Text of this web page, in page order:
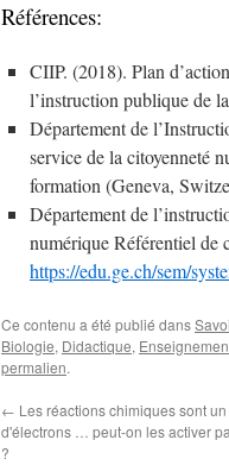
Références:
CIIP. (2018). Plan
l’instruction publique de
Département de
service de la citoyenneté
formation (Geneva,
Département de
numérique Référentiel de
https://edu.ge.ch/sem/
Ce contenu a été publié dans
Biologie, Didactique,
permalien.
← Les réactions chimiques sont
d'électrons … peut-on les activer
?